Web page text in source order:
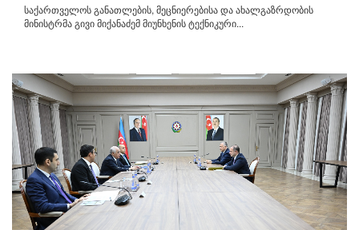
საქართველოს განათლების, მეცნიერებისა და ახალგაზრდობის
მინისტრმა გივი მიქანაძემ მიუნხენის ტექნიკური...